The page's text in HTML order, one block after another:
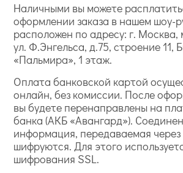
Наличными вы можете
оформлении заказа в нашем шоу-
расположен по адресу: г. Москва,
ул. Ф.Энгельса, д.75, строение 11,
«Пальмира», 1 этаж.
Оплата банковской картой
онлайн, без комиссии. После
вы будете перенаправлены на
банка (АКБ «Авангард»).
информация, передаваемая
шифруются. Для этого
шифрования SSL.